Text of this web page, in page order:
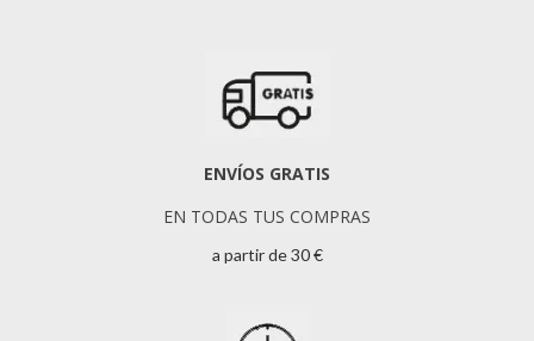
ENVÍOS GRATIS
EN TODAS TUS COMPRAS
a partir de 30 €